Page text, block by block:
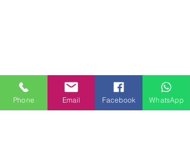
MILANHOUSES
Phone Email Facebook WhatsApp